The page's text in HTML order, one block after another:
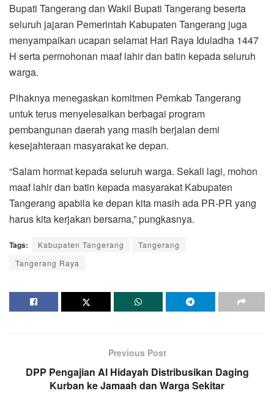
Bupati Tangerang dan Wakil Bupati Tangerang beserta
seluruh jajaran Pemerintah Kabupaten Tangerang juga
menyampaikan ucapan selamat Hari Raya Iduladha 1447
H serta permohonan maaf lahir dan batin kepada seluruh
warga.
Pihaknya menegaskan komitmen Pemkab Tangerang
untuk terus menyelesaikan berbagai program
pembangunan daerah yang masih berjalan demi
kesejahteraan masyarakat ke depan.
“Salam hormat kepada seluruh warga. Sekali lagi, mohon
maaf lahir dan batin kepada masyarakat Kabupaten
Tangerang apabila ke depan kita masih ada PR-PR yang
harus kita kerjakan bersama,” pungkasnya.
Tags: Kabupaten Tangerang
Tangerang
Tangerang Raya
Previous Post
DPP Pengajian Al Hidayah Distribusikan Daging
Kurban ke Jamaah dan Warga Sekitar